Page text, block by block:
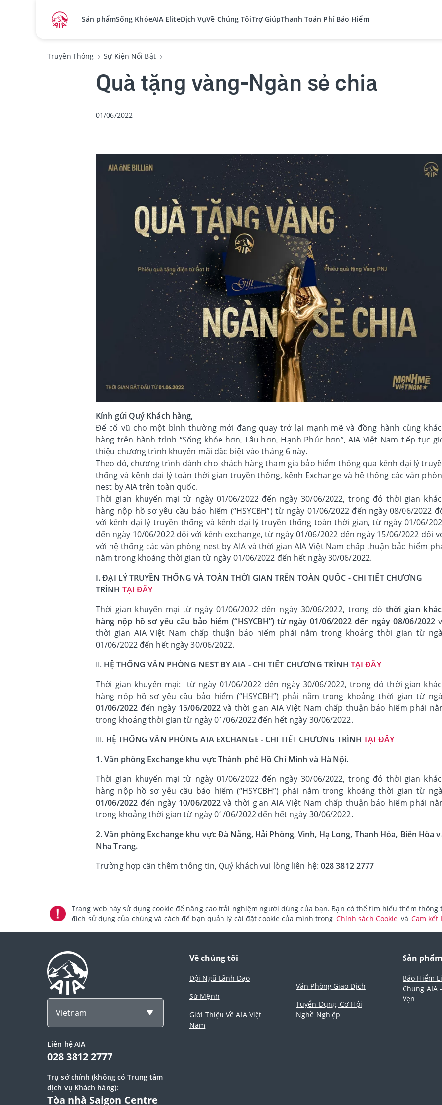
Sản phẩmSống KhỏeAIA EliteDịch VụVề Chúng TôiTrợ GiúpThanh Toán Phí Bảo Hiểm
Truyền Thông Sự Kiện Nổi Bật
Quà tặng vàng-Ngàn sẻ chia
01/06/2022
Kính gửi Quý Khách hàng,
Để cổ vũ cho một bình thường mới đang quay trở lại mạnh mẽ và đồng hành cùng
hàng trên hành trình “Sống khỏe hơn, Lâu hơn, Hạnh Phúc hơn”, AIA Việt Nam tiếp tục
thiệu chương trình khuyến mãi đặc biệt vào tháng 6 này.
Theo đó, chương trình dành cho khách hàng tham gia bảo hiểm thông qua kênh đại lý
thống và kênh đại lý toàn thời gian truyền thống, kênh Exchange và hệ thống các văn
nest by AIA trên toàn quốc.
Thời gian khuyến mại từ ngày 01/06/2022 đến ngày 30/06/2022, trong đó thời gian
hàng nộp hồ sơ yêu cầu bảo hiểm (“HSYCBH”) từ ngày 01/06/2022 đến ngày 08/06/2022
với kênh đại lý truyền thống và kênh đại lý truyền thống toàn thời gian, từ ngày 01/06/
đến ngày 10/06/2022 đối với kênh exchange, từ ngày 01/06/2022 đến ngày 15/06/2022 đối
với hệ thống các văn phòng nest by AIA và thời gian AIA Việt Nam chấp thuận bảo hiểm
nằm trong khoảng thời gian từ ngày 01/06/2022 đến hết ngày 30/06/2022.
I. ĐẠI LÝ TRUYỀN THỐNG VÀ TOÀN THỜI GIAN TRÊN TOÀN QUỐC - CHI TIẾT CHƯƠNG
TRÌNH TẠI ĐÂY
Thời gian khuyến mại từ ngày 01/06/2022 đến ngày 30/06/2022, trong đó thời gian
hàng nộp hồ sơ yêu cầu bảo hiểm (“HSYCBH”) từ ngày 01/06/2022 đến ngày 08/06/2022
thời gian AIA Việt Nam chấp thuận bảo hiểm phải nằm trong khoảng thời gian từ
01/06/2022 đến hết ngày 30/06/2022.
II. HỆ THỐNG VĂN PHÒNG NEST BY AIA - CHI TIẾT CHƯƠNG TRÌNH TẠI ĐÂY
Thời gian khuyến mại: từ ngày 01/06/2022 đến ngày 30/06/2022, trong đó thời gian
hàng nộp hồ sơ yêu cầu bảo hiểm (“HSYCBH”) phải nằm trong khoảng thời gian từ
01/06/2022 đến ngày 15/06/2022 và thời gian AIA Việt Nam chấp thuận bảo hiểm phải
trong khoảng thời gian từ ngày 01/06/2022 đến hết ngày 30/06/2022.
III. HỆ THỐNG VĂN PHÒNG AIA EXCHANGE - CHI TIẾT CHƯƠNG TRÌNHTẠI ĐÂY
1. Văn phòng Exchange khu vực Thành phố Hồ Chí Minh và Hà Nội.
Thời gian khuyến mại từ ngày 01/06/2022 đến ngày 30/06/2022, trong đó thời gian
hàng nộp hồ sơ yêu cầu bảo hiểm (“HSYCBH”) phải nằm trong khoảng thời gian từ
01/06/2022 đến ngày 10/06/2022 và thời gian AIA Việt Nam chấp thuận bảo hiểm phải
trong khoảng thời gian từ ngày 01/06/2022 đến hết ngày 30/06/2022.
2. Văn phòng Exchange khu vực Đà Nẵng, Hải Phòng, Vinh, Hạ Long, Thanh Hóa, Biên Hòa
Nha Trang.
Trường hợp cần thêm thông tin, Quý khách vui lòng liên hệ: 028 3812 2777
Trang web này sử dụng cookie để nâng cao trải nghiệm người dùng của bạn. Bạn có thể tìm hiểu thêm thông
đích sử dụng của chúng và cách để bạn quản lý cài đặt cookie của mình trong Chính sách Cookie và Cam kết
Vietnam
Liên hệ AIA
028 3812 2777
Trụ sở chính (không có Trung tâm
dịch vụ Khách hàng):
Tòa nhà Saigon Centre
Về chúng tôi
Đội Ngũ Lãnh Đạo
Sứ Mệnh
Giới Thiệu Về AIA Việt
Nam
Văn Phòng Giao Dịch
Tuyển Dụng, Cơ Hội
Nghề Nghiệp
Sản phẩm
Bảo Hiểm
Chung AIA
Vẹn